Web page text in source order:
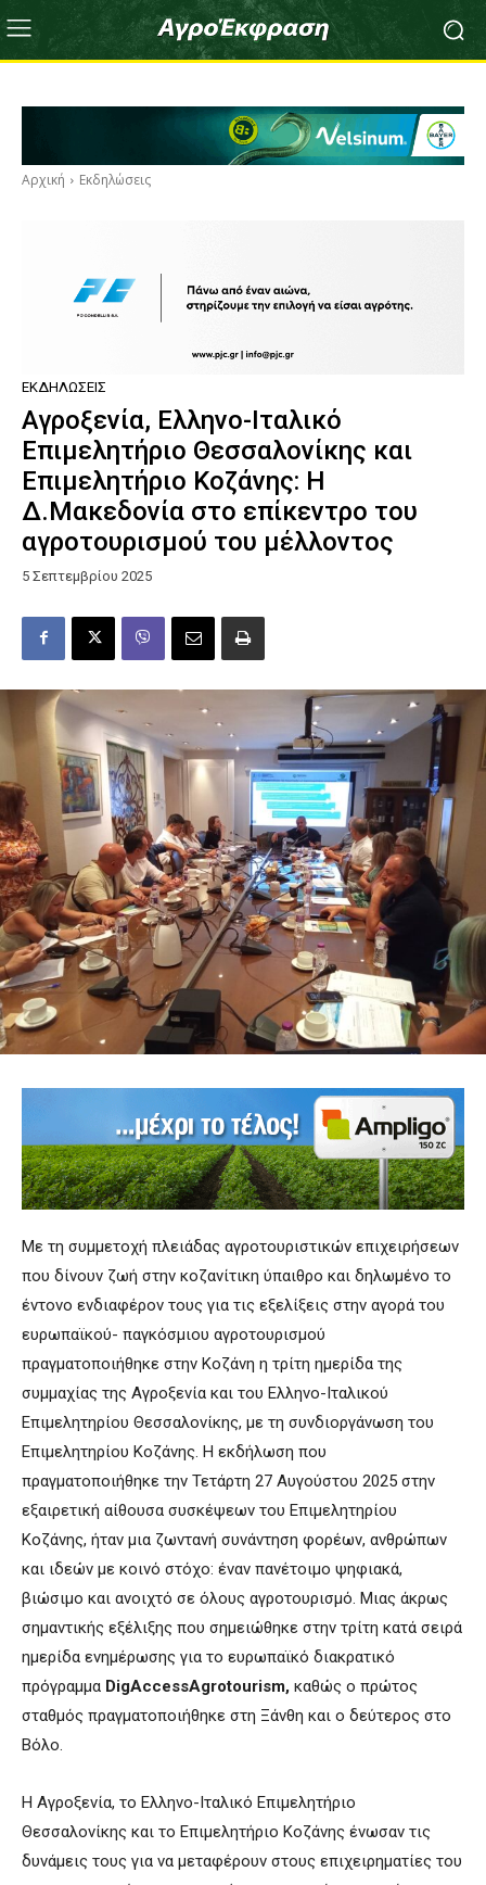
Αρχική Εκδηλώσεις
ΕΚΔΗΛΏΣΕΙΣ
Αγροξενία, Ελληνο-Ιταλικό
Επιμελητήριο Θεσσαλονίκης και
Επιμελητήριο Κοζάνης: Η
Δ.Μακεδονία στο επίκεντρο του
αγροτουρισμού του μέλλοντος
5 Σεπτεμβρίου 2025
Με τη συμμετοχή πλειάδας αγροτουριστικών επιχειρήσεων
που δίνουν ζωή στην κοζανίτικη ύπαιθρο και δηλωμένο το
έντονο ενδιαφέρον τους για τις εξελίξεις στην αγορά του
ευρωπαϊκού- παγκόσμιου αγροτουρισμού
πραγματοποιήθηκε στην Κοζάνη η τρίτη ημερίδα της
συμμαχίας της Αγροξενία και του Ελληνο-Ιταλικού
Επιμελητηρίου Θεσσαλονίκης, με τη συνδιοργάνωση του
Επιμελητηρίου Κοζάνης. Η εκδήλωση που
πραγματοποιήθηκε την Τετάρτη 27 Αυγούστου 2025 στην
εξαιρετική αίθουσα συσκέψεων του Επιμελητηρίου
Κοζάνης, ήταν μια ζωντανή συνάντηση φορέων, ανθρώπων
και ιδεών με κοινό στόχο: έναν πανέτοιμο ψηφιακά,
βιώσιμο και ανοιχτό σε όλους αγροτουρισμό. Μιας άκρως
σημαντικής εξέλιξης που σημειώθηκε στην τρίτη κατά σειρά
ημερίδα ενημέρωσης για το ευρωπαϊκό διακρατικό
πρόγραμμα DigAccessAgrotourism, καθώς ο πρώτος
σταθμός πραγματοποιήθηκε στη Ξάνθη και ο δεύτερος στο
Βόλο.
Η Αγροξενία, το Ελληνο-Ιταλικό Επιμελητήριο
Θεσσαλονίκης και το Επιμελητήριο Κοζάνης ένωσαν τις
δυνάμεις τους για να μεταφέρουν στους επιχειρηματίες του